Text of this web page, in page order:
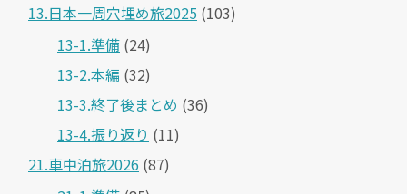
13.日本一周穴埋め旅2025 (103)
13-1.準備 (24)
13-2.本編 (32)
13-3.終了後まとめ (36)
13-4.振り返り (11)
21.車中泊旅2026 (87)